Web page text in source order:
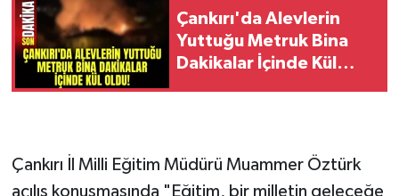
Çankırı'da Alevlerin
Yuttuğu Metruk Bina
Dakikalar İçinde Kül
Çankırı İl Milli Eğitim Müdürü Muammer Öztürk
açılış konuşmasında "Eğitim, bir milletin geleceğe